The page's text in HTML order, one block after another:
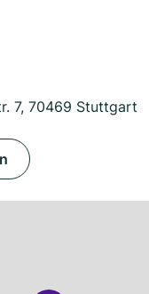
7, 70469 Stuttgart